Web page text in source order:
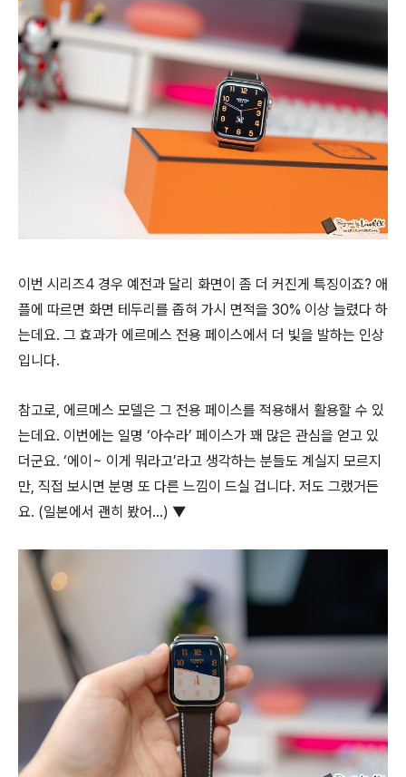
이번 시리즈4 경우 예전과 달리 화면이 좀 더 커진게 특징이죠? 애
플에 따르면 화면 테두리를 좁혀 가시 면적을 30% 이상 늘렸다 하
는데요. 그 효과가 에르메스 전용 페이스에서 더 빛을 발하는 인상
입니다.
참고로, 에르메스 모델은 그 전용 페이스를 적용해서 활용할 수 있
는데요. 이번에는 일명 ‘아수라’ 페이스가 꽤 많은 관심을 얻고 있
더군요. ‘에이~ 이게 뭐라고’라고 생각하는 분들도 계실지 모르지
만, 직접 보시면 분명 또 다른 느낌이 드실 겁니다. 저도 그랬거든
요. (일본에서 괜히 봤어…) ▼